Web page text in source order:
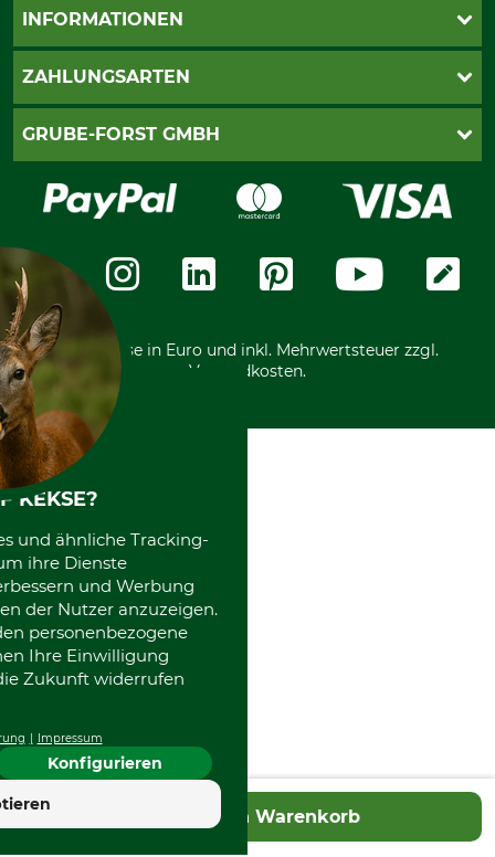
In den Warenkorb
Katalogbestellung
INFORMATIONEN
AGB
Widerrufsformular
Zahlungsarten
ZAHLUNGSARTEN
PayPal
Rechnung
Vorkasse
GRUBE-FORST GMBH
Karriere
Über uns
Community
International
*Alle Preise in Euro und inkl. Mehrwertsteuer zzgl.
Versandkosten.
KEKSE?
und ähnliche Tracking-
ihre Dienste
und Werbung
der Nutzer anzuzeigen.
personenbezogene
Ihre Einwilligung
Zukunft widerrufen
Impressum
Konfigurieren